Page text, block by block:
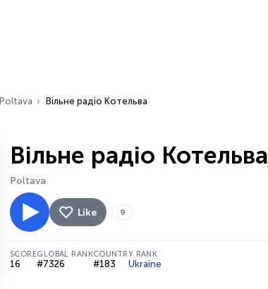
Poltava Вільне радіо Котельва
Вільне радіо Котельва
Poltava
Like 9
SCORE
16
GLOBAL RANK
#7326
COUNTRY RANK
#183 Ukraine